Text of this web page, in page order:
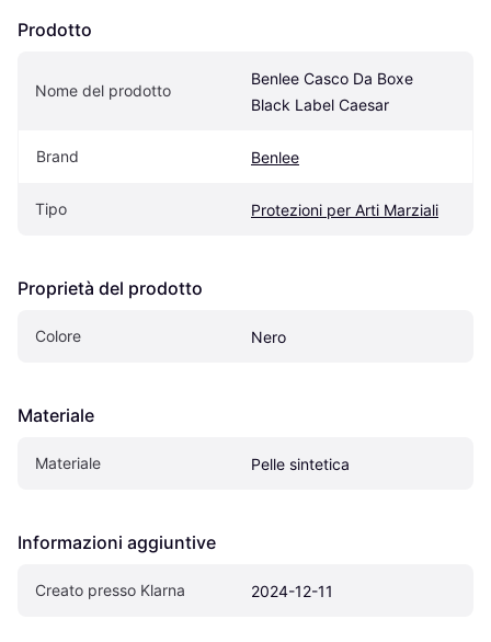
Prodotto
Nome del prodotto
Benlee Casco Da Boxe
Black Label Caesar
Brand Benlee
Tipo Protezioni per Arti Marziali
Proprietà del prodotto
Colore Nero
Materiale
Materiale Pelle sintetica
Informazioni aggiuntive
Creato presso Klarna 2024-12-11